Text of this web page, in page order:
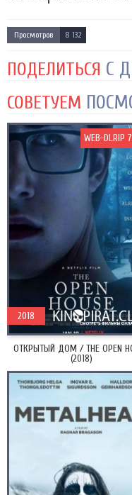
Просмотров 8 132
ПОДЕЛИТЬСЯ С
СОВЕТУЕМ
ОТКРЫТЫЙ ДОМ / THE OPEN
(2018)
2018
WEB-DLRIP